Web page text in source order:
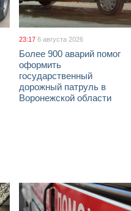
23:17 6 августа 2026
Более 900 аварий помог
оформить
государственный
дорожный патруль в
Воронежской области